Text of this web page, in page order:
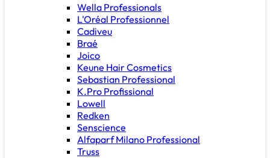
Wella Professionals
L'Oréal Professionnel
Cadiveu
Braé
Joico
Keune Hair Cosmetics
Sebastian Professional
K.Pro Profissional
Lowell
Redken
Senscience
Alfaparf Milano Professional
Truss